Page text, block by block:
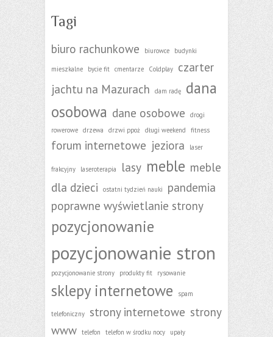
Tagi
biuro rachunkowe biurowce budynki
mieszkalne bycie fit cmentarze Coldplay
czarter
jachtu na Mazurach
dam radę
dana
osobowa dane osobowe
drogi
rowerowe drzewa drzwi ppoż długi weekend fitness
forum internetowe jeziora laser
frakcyjny laseroterapia lasy meble meble
dla dzieci
ostatni tydzień nauki
pandemia
poprawne wyświetlanie strony
pozycjonowanie
pozycjonowanie stron
pozycjonowanie strony produkty fit rysowanie
sklepy internetowe spam
telefoniczny strony internetowe strony
www telefon telefon w środku nocy upały